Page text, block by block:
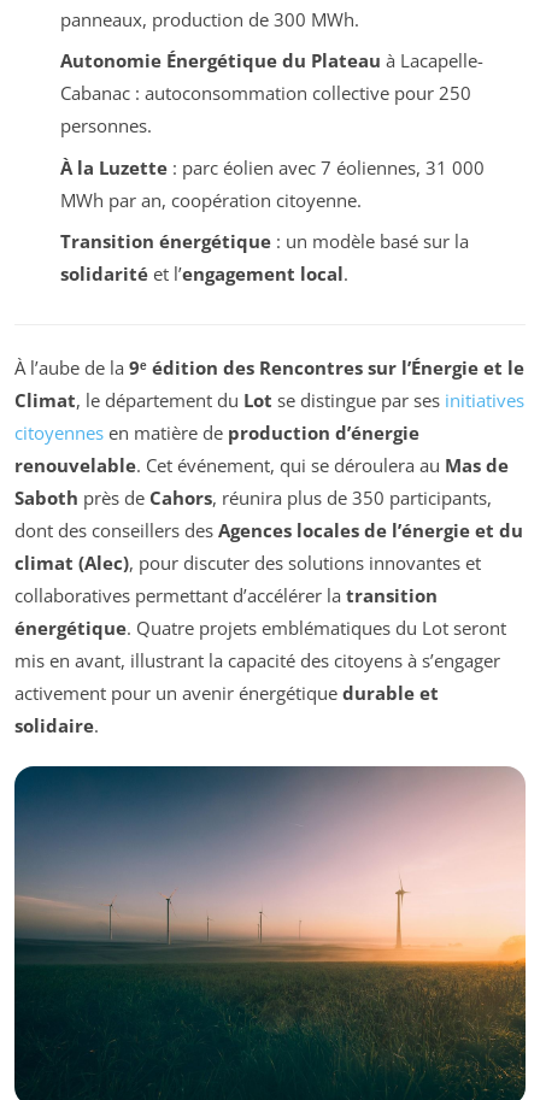
panneaux, production de 300 MWh.
Autonomie Énergétique du Plateau à Lacapelle-
Cabanac : autoconsommation collective pour 250
personnes.
À la Luzette: parc éolien avec 7 éoliennes, 31 000
MWh par an, coopération citoyenne.
Transition énergétique: un modèle basé sur la
solidaritéet l’engagement local.
À l’aube de la 9ᵉ édition des Rencontres sur l’Énergie et le
Climat, le département du Lot se distingue par ses initiatives
citoyennes en matière de production d’énergie
renouvelable. Cet événement, qui se déroulera au Mas de
Saboth près de Cahors, réunira plus de 350 participants,
dont des conseillers des Agences locales de l’énergie et du
climat (Alec), pour discuter des solutions innovantes et
collaboratives permettant d’accélérer la transition
énergétique. Quatre projets emblématiques du Lot seront
mis en avant, illustrant la capacité des citoyens à s’engager
activement pour un avenir énergétique durable et
solidaire.